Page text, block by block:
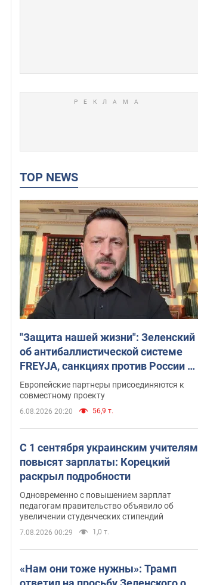
TOP NEWS
"Защита нашей жизни": Зеленский
об антибаллистической системе
FREYJA, санкциях против России и
поддержке аграриев. Видео
Европейские партнеры присоединяются к
совместному проекту
6.08.2026 20:20 56,9 т.
С 1 сентября украинским учителям
повысят зарплаты: Корецкий
раскрыл подробности
Одновременно с повышением зарплат
педагогам правительство объявило об
увеличении студенческих стипендий
7.08.2026 00:29 1,0 т.
«Нам они тоже нужны»: Трамп